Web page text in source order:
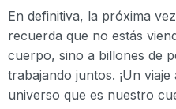
En definitiva, la próxima
recuerda que no estás
cuerpo, sino a billones de
trabajando juntos. ¡Un
universo que es nuestro